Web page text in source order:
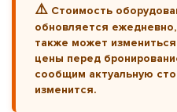
⚠️ Стоимость
обновляется
также может
цены перед
сообщим актуальную
изменится.